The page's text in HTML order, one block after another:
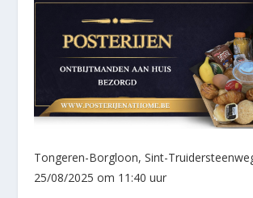
Tongeren-Borgloon, Sint-
25/08/2025 om 11:40 uur